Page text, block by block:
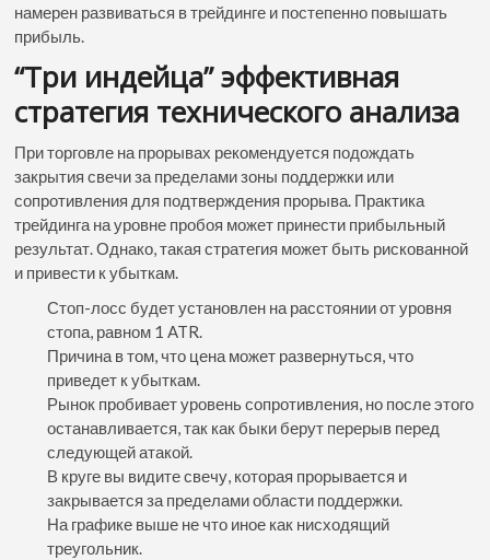
намерен развиваться в трейдинге и постепенно повышать
прибыль.
“Три индейца” эффективная
стратегия технического анализа
При торговле на прорывах рекомендуется подождать
закрытия свечи за пределами зоны поддержки или
сопротивления для подтверждения прорыва. Практика
трейдинга на уровне пробоя может принести прибыльный
результат. Однако, такая стратегия может быть рискованной
и привести к убыткам.
Стоп-лосс будет установлен на расстоянии от уровня
стопа, равном 1 ATR.
Причина в том, что цена может развернуться, что
приведет к убыткам.
Рынок пробивает уровень сопротивления, но после этого
останавливается, так как быки берут перерыв перед
следующей атакой.
В круге вы видите свечу, которая прорывается и
закрывается за пределами области поддержки.
На графике выше не что иное как нисходящий
треугольник.